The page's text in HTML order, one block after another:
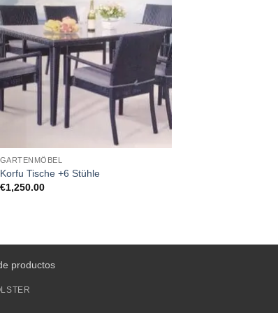
GARTENMÖBEL
Korfu Tische +6 Stühle
€1,250.00
productos